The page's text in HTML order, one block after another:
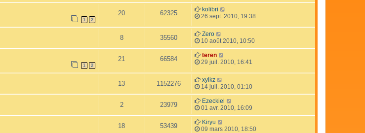
1 2
20 62325
kolibri
26 sept. 2010, 19:38
8 35560
Zero
10 août 2010, 10:50
1 2
21 66584
teren
29 juil. 2010, 16:41
13 1152276
xylkz
14 juil. 2010, 01:10
2 23979
Ezeckiel
01 avr. 2010, 16:09
18 53439
Kiryu
09 mars 2010, 18:50